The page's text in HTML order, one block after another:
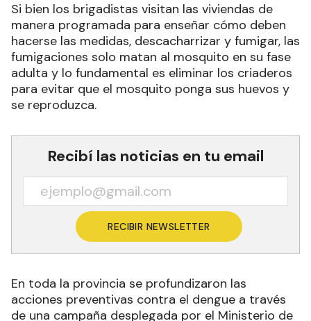
Si bien los brigadistas visitan las viviendas de
manera programada para enseñar cómo deben
hacerse las medidas, descacharrizar y fumigar, las
fumigaciones solo matan al mosquito en su fase
adulta y lo fundamental es eliminar los criaderos
para evitar que el mosquito ponga sus huevos y
se reproduzca.
Recibí las noticias en tu email
RECIBIR NEWSLETTER
En toda la provincia se profundizaron las
acciones preventivas contra el dengue a través
de una campaña desplegada por el Ministerio de